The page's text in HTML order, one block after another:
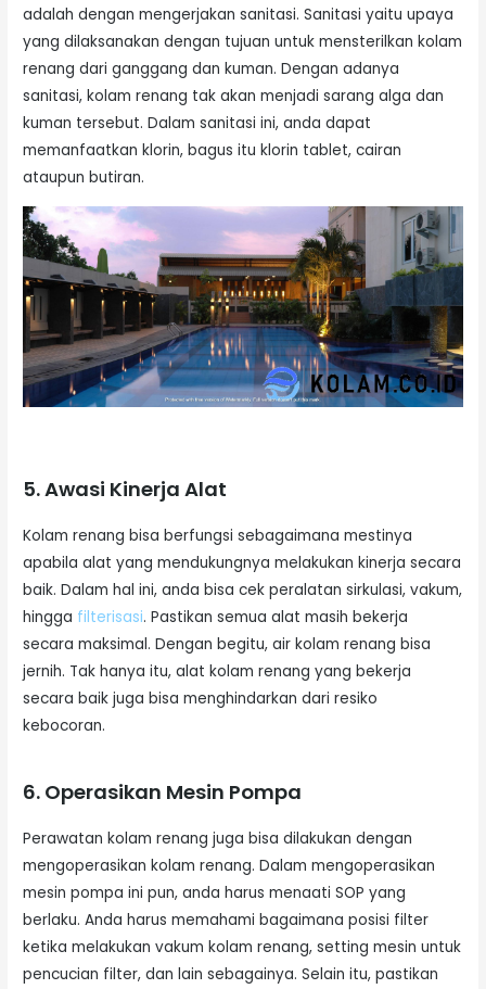
adalah dengan mengerjakan sanitasi. Sanitasi yaitu upaya
yang dilaksanakan dengan tujuan untuk mensterilkan kolam
renang dari ganggang dan kuman. Dengan adanya
sanitasi, kolam renang tak akan menjadi sarang alga dan
kuman tersebut. Dalam sanitasi ini, anda dapat
memanfaatkan klorin, bagus itu klorin tablet, cairan
ataupun butiran.
5. Awasi Kinerja Alat
Kolam renang bisa berfungsi sebagaimana mestinya
apabila alat yang mendukungnya melakukan kinerja secara
baik. Dalam hal ini, anda bisa cek peralatan sirkulasi, vakum,
hingga filterisasi. Pastikan semua alat masih bekerja
secara maksimal. Dengan begitu, air kolam renang bisa
jernih. Tak hanya itu, alat kolam renang yang bekerja
secara baik juga bisa menghindarkan dari resiko
kebocoran.
6. Operasikan Mesin Pompa
Perawatan kolam renang juga bisa dilakukan dengan
mengoperasikan kolam renang. Dalam mengoperasikan
mesin pompa ini pun, anda harus menaati SOP yang
berlaku. Anda harus memahami bagaimana posisi filter
ketika melakukan vakum kolam renang, setting mesin untuk
pencucian filter, dan lain sebagainya. Selain itu, pastikan